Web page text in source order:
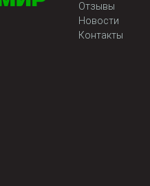
Отзывы
Новости
Контакты